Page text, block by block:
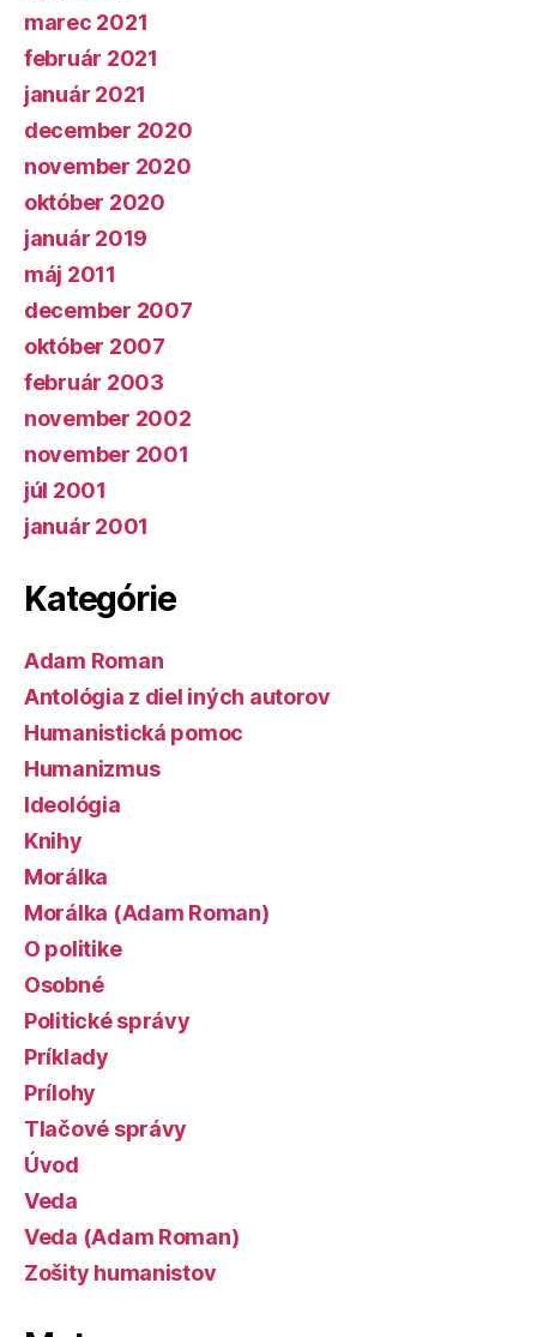
marec 2021
február 2021
január 2021
december 2020
november 2020
október 2020
január 2019
máj 2011
december 2007
október 2007
február 2003
november 2002
november 2001
júl 2001
január 2001
Kategórie
Adam Roman
Antológia z diel iných autorov
Humanistická pomoc
Humanizmus
Ideológia
Knihy
Morálka
Morálka (Adam Roman)
O politike
Osobné
Politické správy
Príklady
Prílohy
Tlačové správy
Úvod
Veda
Veda (Adam Roman)
Zošity humanistov